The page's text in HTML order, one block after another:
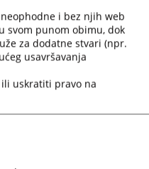
krivičnog djela
saobraćaja"
da je donio osuđujuću
i bez njih web
svom punom obimu, dok
za dodatne stvari (npr.
usavršavanja
uskratiti pravo na